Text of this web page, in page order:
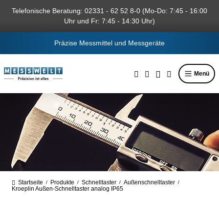
springen
Telefonische Beratung: 02331 - 62 52 8-0 (Mo-Do: 7:45 - 16:00
Uhr und Fr: 7:45 - 14:30 Uhr)
Präzise Messmittel und Messgeräte
Menü
Startseite / Produkte / Schnelltaster / Außenschnelltaster /
Kroeplin Außen-Schnelltaster analog IP65